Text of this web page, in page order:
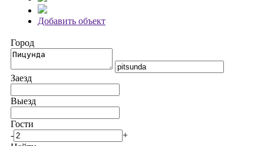
Добавить объект
Город
Заезд
Выезд
Гости
-
+